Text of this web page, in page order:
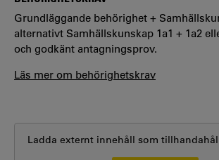
Grundläggande behörighet +
alternativt Samhällskunskap 1a1 + 1a2
och godkänt antagningsprov.
Läs mer om behörighetskrav
Ladda externt innehåll som